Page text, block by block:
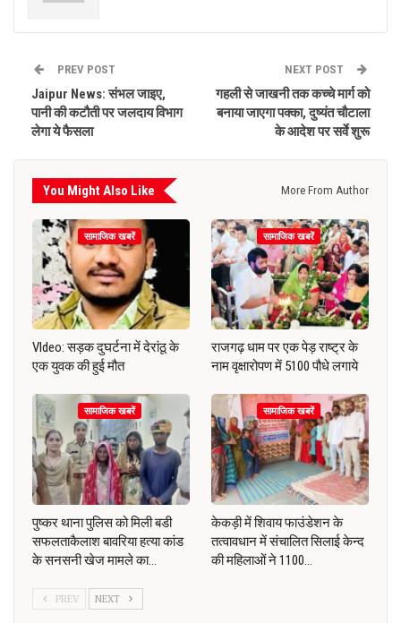
PREV POST
Jaipur News: संभल जाइए,
पानी की कटौती पर जलदाय विभाग
लेगा ये फैसला
NEXT POST
गहली से जाखनी तक कच्चे मार्ग को
बनाया जाएगा पक्का, दुष्यंत चौटाला
के आदेश पर सर्वे शुरू
You Might Also Like More From Author
सामाजिक खबरें
VIdeo: सड़क दुघर्टना में देरांठू के
एक युवक की हुई मौत
सामाजिक खबरें
राजगढ़ धाम पर एक पेड़ राष्ट्र के
नाम वृक्षारोपण में 5100 पौधे लगाये
सामाजिक खबरें
पुष्कर थाना पुलिस को मिली बडी
सफलताकैलाश बावरिया हत्या कांड
के सनसनी खेज मामले का…
सामाजिक खबरें
केकड़ी में शिवाय फाउंडेशन के
तत्वावधान में संचालित सिलाई केन्द
की महिलाओं ने 1100…
PREV NEXT